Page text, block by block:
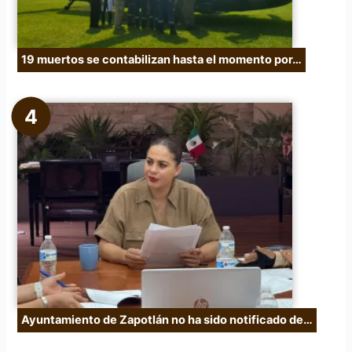
19 muertos se contabilizan hasta el momento por…
Ayuntamiento de Zapotlán no ha sido notificado de…